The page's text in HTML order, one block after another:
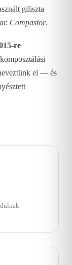
giliszta
Compastor.
re
el — és